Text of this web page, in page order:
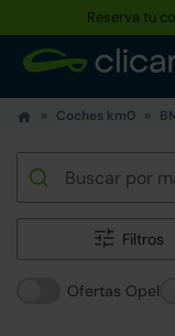
Reserva tu
Coches km0
Filtros
Ofertas Opel